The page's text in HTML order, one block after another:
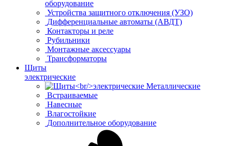
оборудование
Устройства защитного отключения (УЗО)
Дифференциальные автоматы (АВДТ)
Контакторы и реле
Рубильники
Монтажные аксессуары
Трансформаторы
Щиты
электрические
Металлические
Встраиваемые
Навесные
Влагостойкие
Дополнительное оборудование